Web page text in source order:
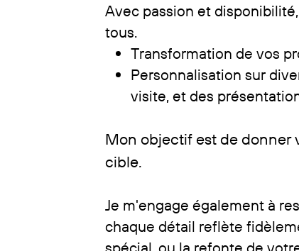
Avec passion et
tous.
Transformation de vos
Personnalisation sur
visite, et des
Mon objectif est de donner
cible.
Je m'engage également à
chaque détail reflète
spécial, ​ou la refonte de